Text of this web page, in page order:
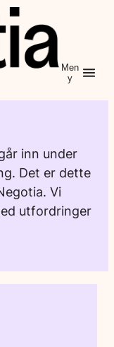
Men
y
inn under
Det er dette
Vi
utfordringer